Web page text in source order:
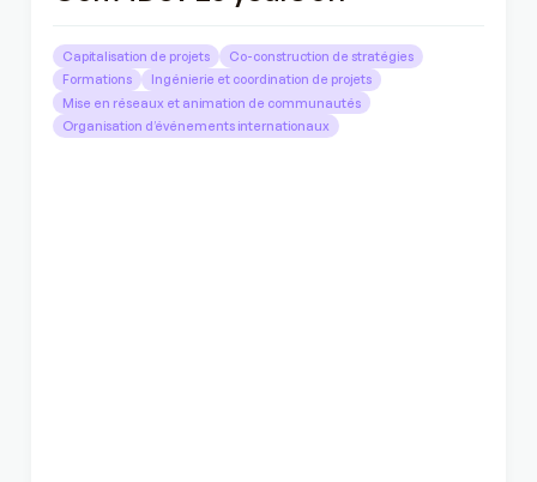
Capitalisation de projets
Co-construction de stratégies
Formations
Ingénierie et coordination de projets
Mise en réseaux et animation de communautés
Organisation d’événements internationaux